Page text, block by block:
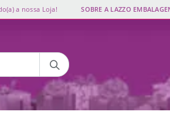
a nossa Loja! SOBRE A LAZZO